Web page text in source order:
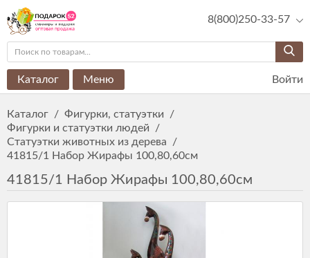
8(800)250-33-57
Каталог Меню Войти
Каталог / Фигурки, статуэтки
/
Фигурки и статуэтки людей
/
Статуэтки животных из дерева
/
41815/1 Набор Жирафы 100,80,60см
41815/1 Набор Жирафы 100,80,60см